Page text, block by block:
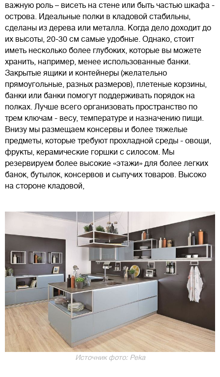
важную роль – висеть на стене или быть частью шкафа -
острова. Идеальные полки в кладовой стабильны,
сделаны из дерева или металла. Когда дело доходит до
их высоты, 20-30 см самые удобные. Однако, стоит
иметь несколько более глубоких, которые вы можете
хранить, например, менее использованные банки.
Закрытые ящики и контейнеры (желательно
прямоугольные, разных размеров), плетеные корзины,
банки или банки помогут поддерживать порядок на
полках. Лучше всего организовать пространство по
трем ключам - весу, температуре и назначению пищи.
Внизу мы размещаем консервы и более тяжелые
предметы, которые требуют прохладной среды - овощи,
фрукты, керамические горшки с силосом. Мы
резервируем более высокие «этажи» для более легких
банок, бутылок, консервов и сыпучих товаров. Высоко
на стороне кладовой,
Источник фото: Peka